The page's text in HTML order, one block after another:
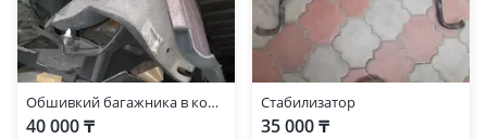
Обшивкий багажника в комплекте
40 000 ₸
Стабилизатор
35 000 ₸